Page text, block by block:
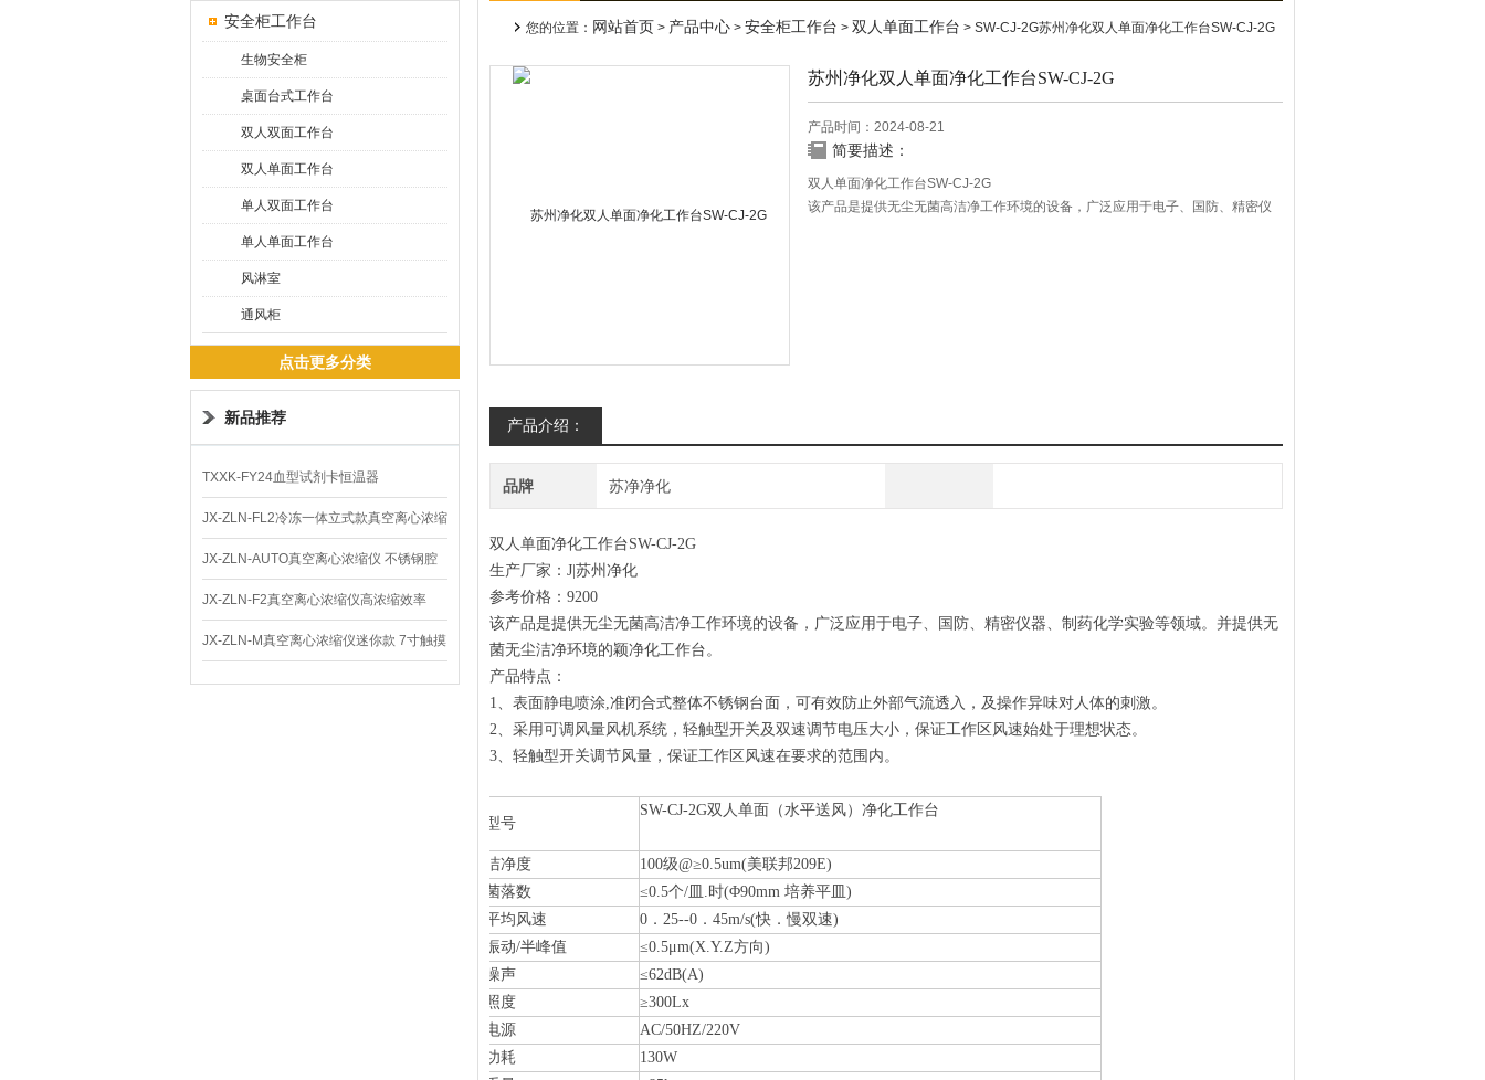
安全柜工作台
生物安全柜
桌面台式工作台
双人双面工作台
双人单面工作台
单人双面工作台
单人单面工作台
风淋室
通风柜
点击更多分类
新品推荐
TXXK-FY24血型试剂卡恒温器
JX-ZLN-FL2冷冻一体立式款真空离心浓缩
仪 低温功能
JX-ZLN-AUTO真空离心浓缩仪 不锈钢腔
体
JX-ZLN-F2真空离心浓缩仪高浓缩效率
JX-ZLN-M真空离心浓缩仪迷你款 7寸触摸
屏
您的位置： 网站首页 > 产品中心 > 安全柜工作台 > 双人单面工作台 > SW-CJ-2G苏州净化双人单面净化工作台SW-CJ-2G
苏州净化双人单面净化工作台SW-CJ-2G
产品时间：2024-08-21
简要描述：
双人单面净化工作台SW-CJ-2G
该产品是提供无尘无菌高洁净工作环境的设备，广泛应用于电子、国防、精密仪
产品介绍：
品牌 苏净净化
双人单面净化工作台SW-CJ-2G
生产厂家：J|苏州净化
参考价格：9200
该产品是提供无尘无菌高洁净工作环境的设备，广泛应用于电子、国防、精密仪器、制药化学实验等领域。并提供无
菌无尘洁净环境的颖净化工作台。
产品特点：
1、表面静电喷涂,准闭合式整体不锈钢台面，可有效防止外部气流透入，及操作异味对人体的刺激。
2、采用可调风量风机系统，轻触型开关及双速调节电压大小，保证工作区风速始处于理想状态。
3、轻触型开关调节风量，保证工作区风速在要求的范围内。
型号
SW-CJ-2G双人单面（水平送风）净化工作台
洁净度
100级@≥0.5um(美联邦209E)
菌落数
≤0.5个/皿.时(Φ90mm 培养平皿)
平均风速
0．25--0．45m/s(快．慢双速)
振动/半峰值
≤0.5μm(X.Y.Z方向)
噪声
≤62dB(A)
照度
≥300Lx
电源
AC/50HZ/220V
功耗
130W